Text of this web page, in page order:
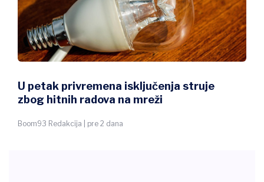
U petak privremena isključenja struje
zbog hitnih radova na mreži
Boom93 Redakcija | pre 2 dana